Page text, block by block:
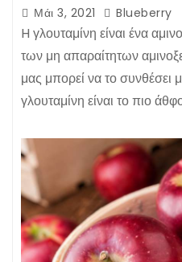
Μάι 3, 2021 Blueberry
H γλουταμίνη είναι ένα
των μη απαραίτητων
μας μπορεί να το συνθέσει
γλουταμίνη είναι το πιο